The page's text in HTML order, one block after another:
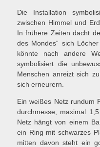
Die Installation
zwischen Himmel und
In frühere Zeiten dacht
des Mondes“ sich
könnte nach andere
symbolisiert die
Menschen anreizt sich
sich erneurern.
Ein weißes Netz rundum
durchmesse, maximal
Netz hängt von einem
ein Ring mit schwarzes
mitten davon steht ein